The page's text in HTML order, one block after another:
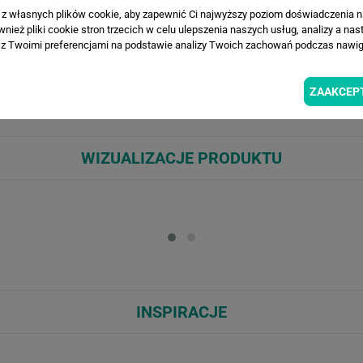
szałwiowej zieleni, utrzymana w artystycznym, szkicowym
Idealna do salonu, sypialni lub biura – wprowadza naturalny
i skandynawskim. Sprawdzi się za łóżkiem, przy sofie lub w strefie
WIZUALIZACJE PRODUKTU
INSPIRACJE
własnych plików cookie, aby zapewnić Ci najwyższy poziom doświadczenia
pliki cookie stron trzecich w celu ulepszenia naszych usług, analizy a
Twoimi preferencjami na podstawie analizy Twoich zachowań podczas